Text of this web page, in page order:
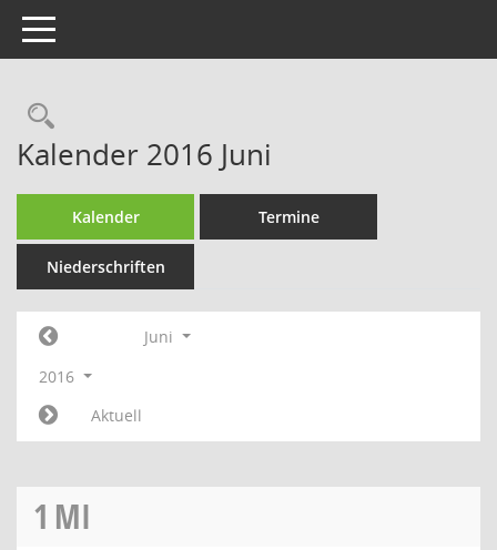
Toggle navigation
Rechercheauswahl
Kalender 2016 Juni
Kalender Termine
Niederschriften
Juni
2016
Aktuell
1 MI